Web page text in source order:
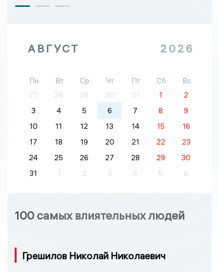
АВГУСТ 2026
Пн Вт Ср Чт Пт Сб
Вс
27
28 29 30 31 1
2
3
4 5 6 7 8
9
10
11 12 13 14 15
16
17
18 19 20 21 22
23
24
25 26 27 28 29
30
31
1 2 3 4 5 6
100 самых влиятельных людей
Грешилов Николай Николаевич